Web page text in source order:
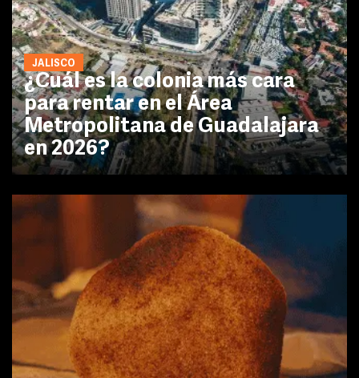
JALISCO
¿Cuál es la colonia más cara
para rentar en el Área
Metropolitana de Guadalajara
en 2026?